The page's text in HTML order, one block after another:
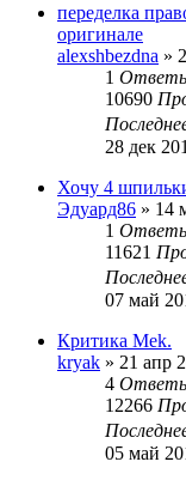
переделка
оригинале
alexshbezdna »
1
10690
28 дек
Хочу 4
Эдуард86 » 14
1
11621
07 май
Критика Mek.
kryak » 21 апр
4
12266
05 май